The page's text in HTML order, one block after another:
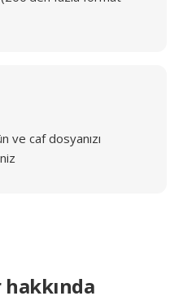
ve caf dosyanızı